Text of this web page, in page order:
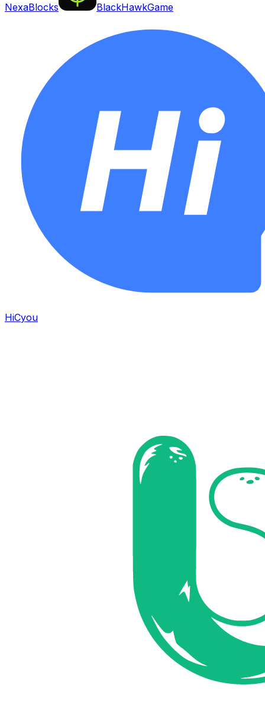
NexaBlocks BlackHawkGame
HiCyou